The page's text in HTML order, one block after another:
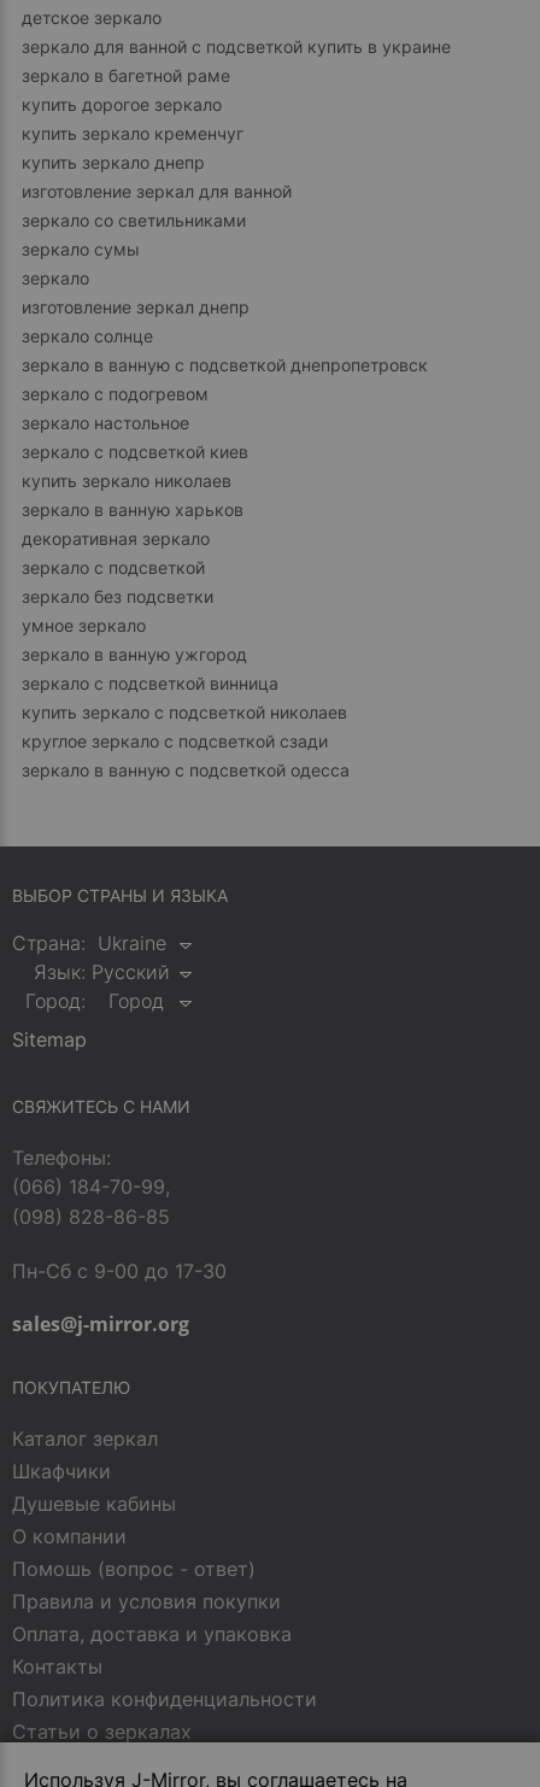
Используя J-Mirror, вы соглашаетесь на
детское зеркало
зеркало для ванной с подсветкой купить в украине
зеркало в багетной раме
купить дорогое зеркало
купить зеркало кременчуг
купить зеркало днепр
изготовление зеркал для ванной
зеркало со светильниками
зеркало сумы
зеркало
изготовление зеркал днепр
зеркало солнце
зеркало в ванную с подсветкой днепропетровск
зеркало с подогревом
зеркало настольное
зеркало с подсветкой киев
купить зеркало николаев
зеркало в ванную харьков
декоративная зеркало
зеркало с подсветкой
зеркало без подсветки
умное зеркало
зеркало в ванную ужгород
зеркало с подсветкой винница
купить зеркало с подсветкой николаев
круглое зеркало с подсветкой сзади
зеркало в ванную с подсветкой одесса
ВЫБОР СТРАНЫ И ЯЗЫКА
Страна: Ukraine
Язык: Русский
Город:
Город
Sitemap
СВЯЖИТЕСЬ С НАМИ
Телефоны:
(066) 184-70-99,
(098) 828-86-85
Пн-Сб с 9-00 до 17-30
sales@j-mirror.org
ПОКУПАТЕЛЮ
Каталог зеркал
Шкафчики
Душевые кабины
О компании
Помошь (вопрос - ответ)
Правила и условия покупки
Оплата, доставка и упаковка
Контакты
Политика конфиденциальности
Статьи о зеркалах